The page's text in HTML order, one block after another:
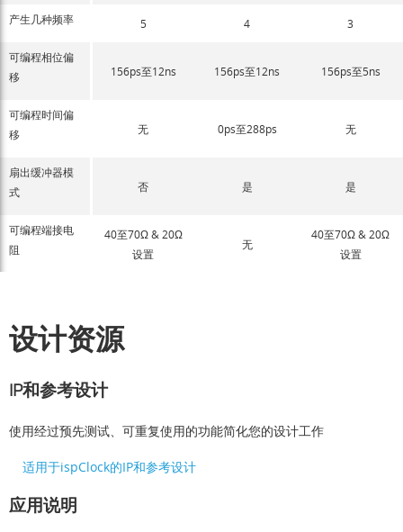
产生几种频率 5 4 3
可编程相位偏
移
156ps至12ns 156ps至12ns 156ps至5ns
可编程时间偏
移
无 0ps至288ps 无
扇出缓冲器模
式
否 是 是
可编程端接电
阻
40至70Ω & 20Ω
设置
无
40至70Ω & 20Ω
设置
设计资源
IP和参考设计
使用经过预先测试、可重复使用的功能简化您的设计工作
适用于ispClock的IP和参考设计
应用说明